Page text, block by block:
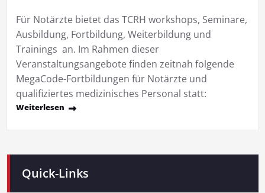
Für Notärzte bietet das TCRH workshops, Seminare,
Ausbildung, Fortbildung, Weiterbildung und
Trainings an. Im Rahmen dieser
Veranstaltungsangebote finden zeitnah folgende
MegaCode-Fortbildungen für Notärzte und
qualifiziertes medizinisches Personal statt:
Weiterlesen
Quick-Links